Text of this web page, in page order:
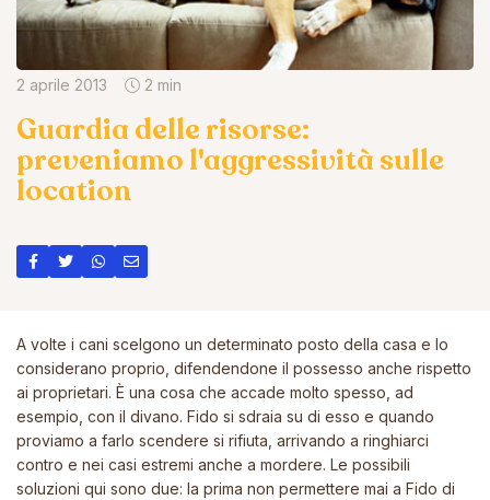
2 aprile 2013 2 min
Guardia delle risorse:
preveniamo l'aggressività sulle
location
A volte i cani scelgono un determinato posto della casa e lo
considerano proprio, difendendone il possesso anche rispetto
ai proprietari. Ѐ una cosa che accade molto spesso, ad
esempio, con il divano. Fido si sdraia su di esso e quando
proviamo a farlo scendere si rifiuta, arrivando a ringhiarci
contro e nei casi estremi anche a mordere. Le possibili
soluzioni qui sono due: la prima non permettere mai a Fido di